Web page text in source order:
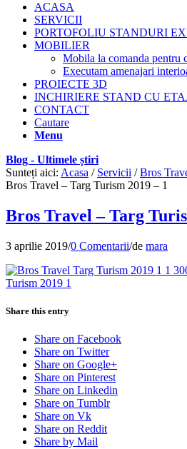
ACASA
SERVICII
PORTOFOLIU STANDURI
MOBILIER
Mobila la comanda pentru
Executam amenajari
PROIECTE 3D
INCHIRIERE STAND CU
CONTACT
Cautare
Menu
Blog - Ultimele știri
Sunteți aici: Acasa / Servicii / Bros
Bros Travel – Targ Turism 2019 – 1
Bros Travel – Targ
3 aprilie 2019/0 Comentarii/de mara
Share this entry
Share on Facebook
Share on Twitter
Share on Google+
Share on Pinterest
Share on Linkedin
Share on Tumblr
Share on Vk
Share on Reddit
Share by Mail